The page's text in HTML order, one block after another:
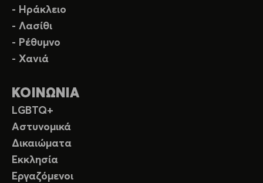
- Ηράκλειο
- Λασίθι
- Ρέθυμνο
- Χανιά
ΚΟΙΝΩΝΙΑ
LGBTQ+
Αστυνομικά
Δικαιώματα
Εκκλησία
Εργαζόμενοι